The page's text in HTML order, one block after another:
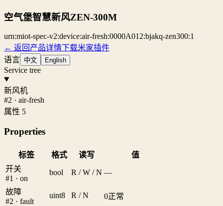
空气堡智慧新风ZEN-300M
urn:miot-spec-v2:device:air-fresh:0000A012:bjakq-zen300:1
← 返回产品详情下载米家插件
语言 中文 English
Service tree
新风机
#2 · air-fresh
属性 5
Properties
标签 格式 读写
值
开关
#1 · on
bool R / W / N —
故障
#2 · fault
uint8 R / N 0正常